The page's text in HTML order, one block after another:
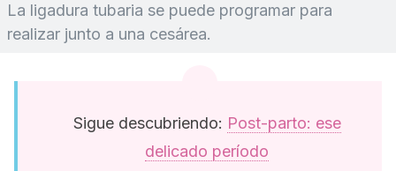
La ligadura tubaria se puede programar para
realizar junto a una cesárea.
Sigue descubriendo: Post-parto: ese
delicado período